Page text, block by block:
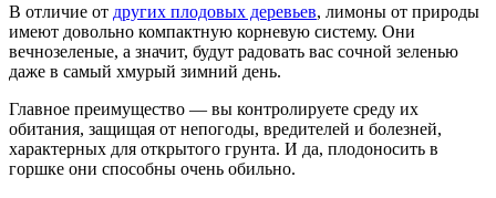
В отличие от других плодовых деревьев, лимоны от природы
имеют довольно компактную корневую систему. Они
вечнозеленые, а значит, будут радовать вас сочной зеленью
даже в самый хмурый зимний день.
Главное преимущество — вы контролируете среду их
обитания, защищая от непогоды, вредителей и болезней,
характерных для открытого грунта. И да, плодоносить в
горшке они способны очень обильно.